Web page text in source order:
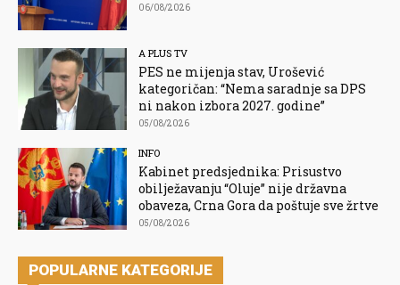
06/08/2026
A PLUS TV
PES ne mijenja stav, Urošević
kategoričan: “Nema saradnje sa DPS
ni nakon izbora 2027. godine”
05/08/2026
INFO
Kabinet predsjednika: Prisustvo
obilježavanju “Oluje” nije državna
obaveza, Crna Gora da poštuje sve žrtve
05/08/2026
POPULARNE KATEGORIJE